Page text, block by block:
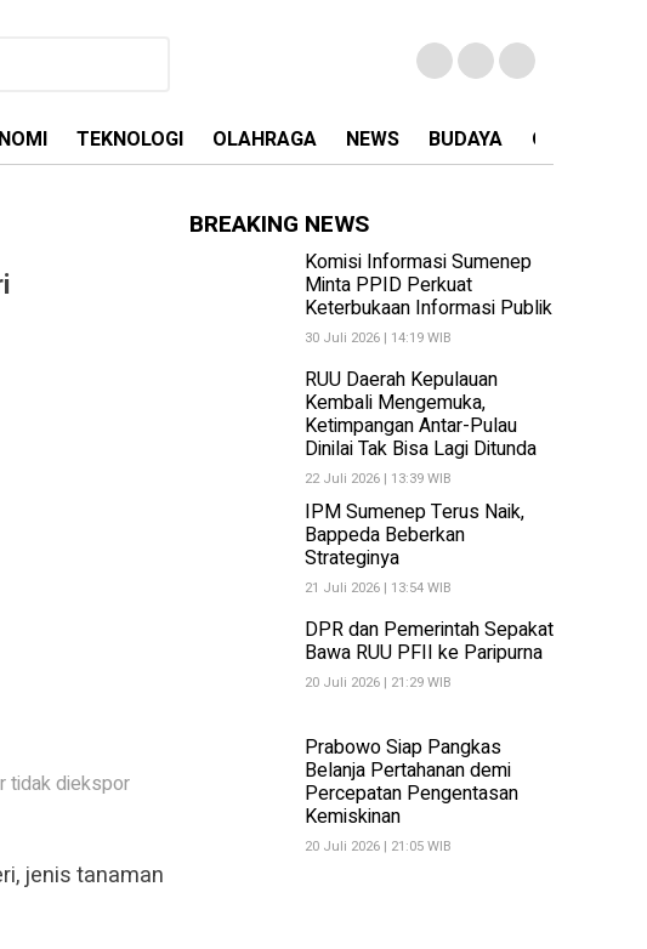
TEKNOLOGI OLAHRAGA NEWS BUDAYA OPINI
tidak diekspor
jenis tanaman
BREAKING NEWS
Komisi Informasi Sumenep
Minta PPID Perkuat
Keterbukaan Informasi Publik
30 Juli 2026 | 14:19 WIB
RUU Daerah Kepulauan
Kembali Mengemuka,
Ketimpangan Antar-Pulau
Dinilai Tak Bisa Lagi Ditunda
22 Juli 2026 | 13:39 WIB
IPM Sumenep Terus Naik,
Bappeda Beberkan
Strateginya
21 Juli 2026 | 13:54 WIB
DPR dan Pemerintah Sepakat
Bawa RUU PFII ke Paripurna
20 Juli 2026 | 21:29 WIB
Prabowo Siap Pangkas
Belanja Pertahanan demi
Percepatan Pengentasan
Kemiskinan
20 Juli 2026 | 21:05 WIB